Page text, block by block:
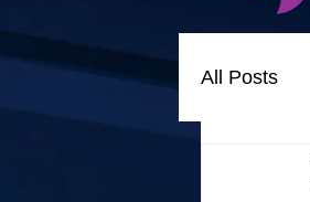
All Posts